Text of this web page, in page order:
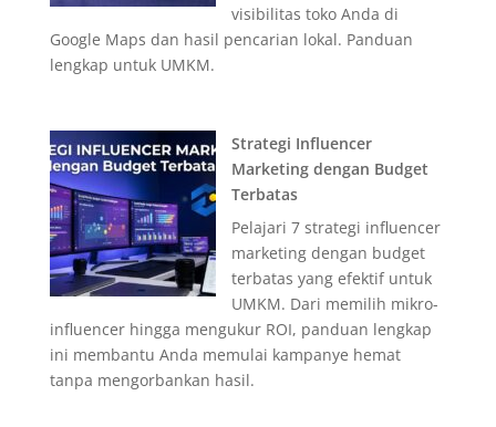
visibilitas toko Anda di
Google Maps dan hasil pencarian lokal. Panduan
lengkap untuk UMKM.
Strategi Influencer
Marketing dengan Budget
Terbatas
Pelajari 7 strategi influencer
marketing dengan budget
terbatas yang efektif untuk
UMKM. Dari memilih mikro-
influencer hingga mengukur ROI, panduan lengkap
ini membantu Anda memulai kampanye hemat
tanpa mengorbankan hasil.